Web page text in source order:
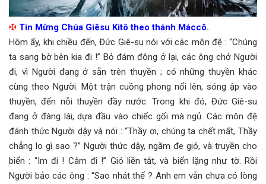
✠ Tin Mừng Chúa Giêsu Kitô theo thánh Máccô.
Hôm ấy, khi chiều đến, Đức Giê-su nói với các môn đệ : “Chúng
ta sang bờ bên kia đi !” Bỏ đám đông ở lại, các ông chở Người
đi, vì Người đang ở sẵn trên thuyền ; có những thuyền khác
cùng theo Người. Một trận cuồng phong nổi lên, sóng ập vào
thuyền, đến nỗi thuyền đầy nước. Trong khi đó, Đức Giê-su
đang ở đàng lái, dựa đầu vào chiếc gối mà ngủ. Các môn đệ
đánh thức Người dậy và nói : “Thầy ơi, chúng ta chết mất, Thầy
chẳng lo gì sao ?” Người thức dậy, ngăm đe gió, và truyền cho
biển : “Im đi ! Câm đi !” Gió liền tắt, và biển lặng như tờ. Rồi
Người bảo các ông : “Sao nhát thế ? Anh em vẫn chưa có lòng